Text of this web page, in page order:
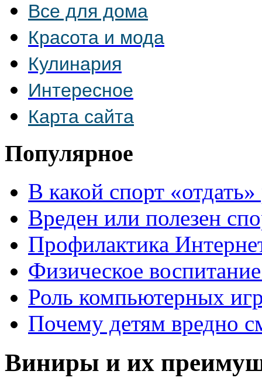
Все для дома
Красота и мода
Кулинария
Интересное
Карта сайта
Популярное
В какой спорт «отдать»
Вреден или полезен
Профилактика
Физическое
Роль компьютерных
Почему детям вредно
Виниры и их